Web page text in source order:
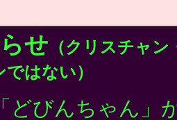
せ （クリスチャン
はない）
どびんちゃん」